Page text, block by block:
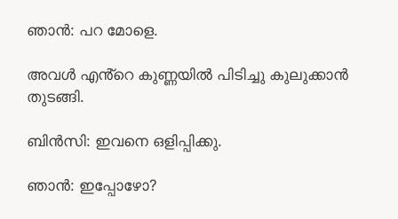
ഞാൻ: പറ മോളെ.
അവൾ എൻ്റെ കുണ്ണയിൽ പിടിച്ചു കുലുക്കാൻ
തുടങ്ങി.
ബിൻസി: ഇവനെ ഒളിപ്പിക്കു.
ഞാൻ: ഇപ്പോഴോ?